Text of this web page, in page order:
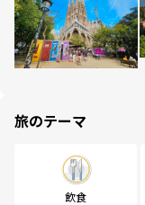
旅のテーマ
飲食